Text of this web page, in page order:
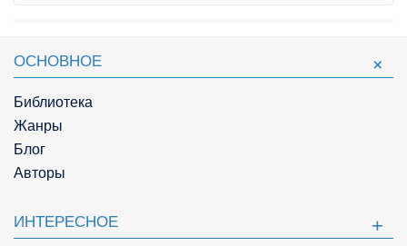
ОСНОВНОЕ
Библиотека
Жанры
Блог
Авторы
ИНТЕРЕСНОЕ